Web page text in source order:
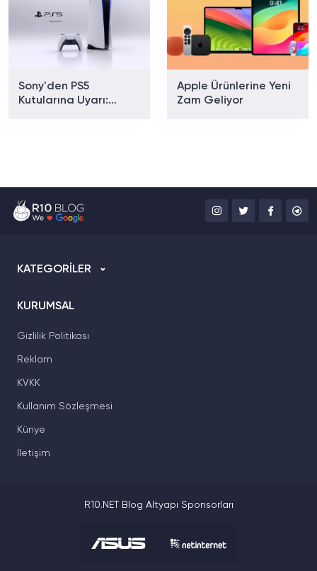
Sony'den PS5
Kutularına Uyarı:
Apple Ürünlerine Yeni
Zam Geliyor
KATEGORİLER
KURUMSAL
Gizlilik Politikası
Reklam
KVKK
Kullanım Sözleşmesi
Künye
İletişim
R10.NET Blog Altyapı Sponsorları